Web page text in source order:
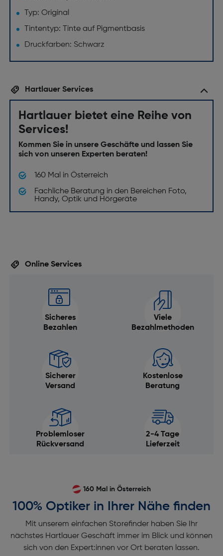
Typ: Original
Tintentyp: Tinte auf Pigmentbasis
Druckfarben: Schwarz
Hartlauer Services
Hartlauer bietet eine Reihe von
Services!
Kommen Sie in unsere Geschäfte und lassen Sie
sich von unseren Experten beraten!
160 Mal in Österreich
Fachliche Beratung in den Bereichen Foto,
Handy, Optik und Hörgeräte
Online Services
Sicheres
Bezahlen
Viele
Bezahlmethoden
Sicherer
Versand
Kostenlose
Beratung
Problemloser
Rückversand
2-4 Tage
Lieferzeit
160 Mal in Österreich
100% Optiker in Ihrer Nähe finden
Mit unserem einfachen Storefinder haben Sie Ihr
nächstes Hartlauer Geschäft immer im Blick und können
sich von den Expert:innen vor Ort beraten lassen.